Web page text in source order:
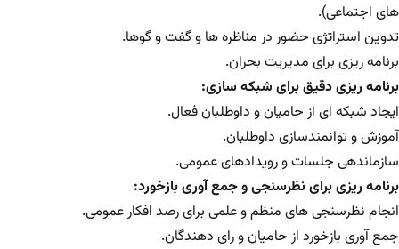
های اجتماعی).
تدوین استراتژی حضور در مناظره ها و گفت و گوها.
برنامه ریزی برای مدیریت بحران.
برنامه ریزی دقیق برای شبکه سازی:
ایجاد شبکه ای از حامیان و داوطلبان فعال.
آموزش و توانمندسازی داوطلبان.
سازماندهی جلسات و رویدادهای عمومی.
برنامه ریزی برای نظرسنجی و جمع آوری بازخورد:
انجام نظرسنجی های منظم و علمی برای رصد افکار عمومی.
جمع آوری بازخورد از حامیان و رای دهندگان.